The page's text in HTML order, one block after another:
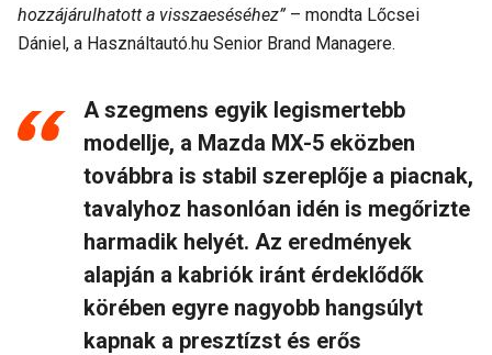
hozzájárulhatott a visszaeséséhez” – mondta Lőcsei
Dániel, a Használtautó.hu Senior Brand Managere.
A szegmens egyik legismertebb
modellje, a Mazda MX-5 eközben
továbbra is stabil szereplője a piacnak,
tavalyhoz hasonlóan idén is megőrizte
harmadik helyét. Az eredmények
alapján a kabriók iránt érdeklődők
körében egyre nagyobb hangsúlyt
kapnak a presztízst és erős